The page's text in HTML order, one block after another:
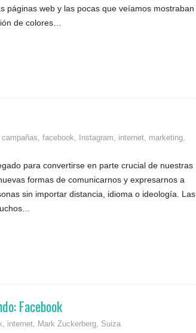
páginas web y las pocas que veíamos mostraban
de colores…
campañas, facebook, Instagram, internet, marketing,
para convertirse en parte crucial de nuestras
formas de comunicarnos y expresarnos a
sin importar distancia, idioma o ideología. Las
Facebook
internet Mark Zuckerberg Suiza